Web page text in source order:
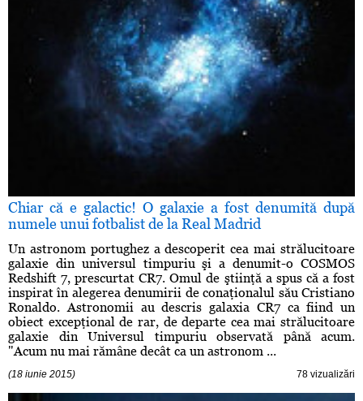
Chiar că e galactic! O galaxie a fost denumită după
numele unui fotbalist de la Real Madrid
Un astronom portughez a descoperit cea mai strălucitoare
galaxie din universul timpuriu şi a denumit-o COSMOS
Redshift 7, prescurtat CR7. Omul de ştiinţă a spus că a fost
inspirat în alegerea denumirii de conaţionalul său Cristiano
Ronaldo. Astronomii au descris galaxia CR7 ca fiind un
obiect excepţional de rar, de departe cea mai strălucitoare
galaxie din Universul timpuriu observată până acum.
"Acum nu mai rămâne decât ca un astronom ...
(18 iunie 2015) 78 vizualizări